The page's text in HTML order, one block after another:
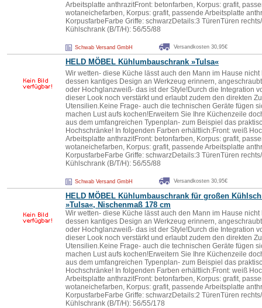
Arbeitsplatte anthrazitFront: betonfarben, Korpus: grafit,
wotaneichefarben, Korpus: grafit, passende Arbeitsplatte
KorpusfarbeFarbe Griffe: schwarzDetails:3 TürenTüren
Kühlschrank (B/T/H): 56/55/88
Schwab Versand GmbH Versandkosten 30,95€
HELD MÖBEL Kühlumbauschrank »Tu lsa«
Wir wetten- diese Küche lässt auch den Mann im Hause
dessen kantiges Design an Werkzeug erinnern,
oder Hochglanzweiß- das ist der Style!Durch die Integration
dieser Look noch verstärkt und erlaubt zudem den direkten
Utensilien.Keine Frage- auch die technischen Geräte fügen
machen Lust aufs kochen!Erweitern Sie Ihre Küchenzeile
aus dem umfangreichen Typenplan- zum Beispiel das
Hochschränke! In folgenden Farben erhältlich:Front: weiß
Arbeitsplatte anthrazitFront: betonfarben, Korpus: grafit,
wotaneichefarben, Korpus: grafit, passende Arbeitsplatte
KorpusfarbeFarbe Griffe: schwarzDetails:3 TürenTüren
Kühlschrank (B/T/H): 56/55/88
Schwab Versand GmbH Versandkosten 30,95€
HELD MÖBEL Kühlumbauschrank für großen
»Tu lsa«, Nischenmaß 178 cm
Wir wetten- diese Küche lässt auch den Mann im Hause
dessen kantiges Design an Werkzeug erinnern,
oder Hochglanzweiß- das ist der Style!Durch die Integration
dieser Look noch verstärkt und erlaubt zudem den direkten
Utensilien.Keine Frage- auch die technischen Geräte fügen
machen Lust aufs kochen!Erweitern Sie Ihre Küchenzeile
aus dem umfangreichen Typenplan- zum Beispiel das
Hochschränke! In folgenden Farben erhältlich:Front: weiß
Arbeitsplatte anthrazitFront: betonfarben, Korpus: grafit,
wotaneichefarben, Korpus: grafit, passende Arbeitsplatte
KorpusfarbeFarbe Griffe: schwarzDetails:2 TürenTüren
Kühlschrank (B/T/H): 56/55/178